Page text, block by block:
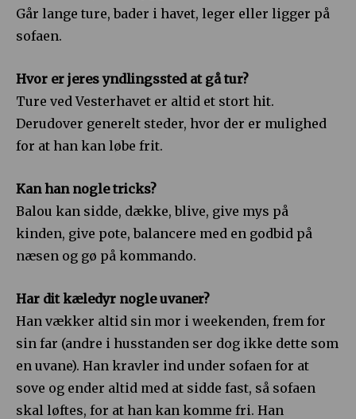
Går lange ture, bader i havet, leger eller ligger på
sofaen.
Hvor er jeres yndlingssted at gå tur?
Ture ved Vesterhavet er altid et stort hit.
Derudover generelt steder, hvor der er mulighed
for at han kan løbe frit.
Kan han nogle tricks?
Balou kan sidde, dække, blive, give mys på
kinden, give pote, balancere med en godbid på
næsen og gø på kommando.
Har dit kæledyr nogle uvaner?
Han vækker altid sin mor i weekenden, frem for
sin far (andre i husstanden ser dog ikke dette som
en uvane). Han kravler ind under sofaen for at
sove og ender altid med at sidde fast, så sofaen
skal løftes, for at han kan komme fri. Han